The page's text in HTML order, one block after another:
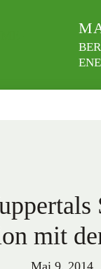
mit
Mai 9, 2014